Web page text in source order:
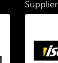
Supplier